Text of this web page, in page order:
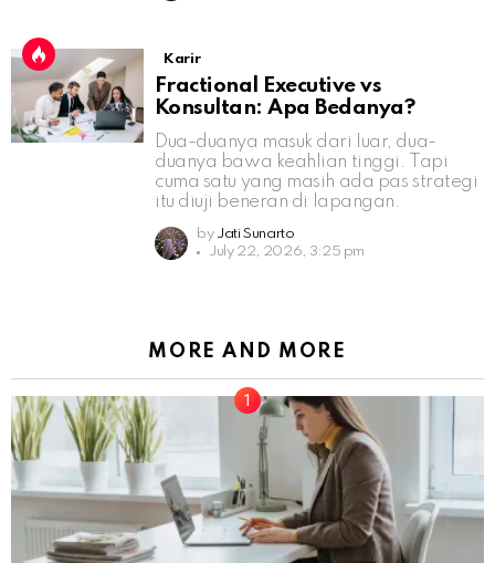
Karir
Fractional Executive vs
Konsultan: Apa Bedanya?
Dua-duanya masuk dari luar, dua-
duanya bawa keahlian tinggi. Tapi
cuma satu yang masih ada pas strategi
itu diuji beneran di lapangan.
by Jati Sunarto
July 22, 2026, 3:25 pm
MORE AND MORE